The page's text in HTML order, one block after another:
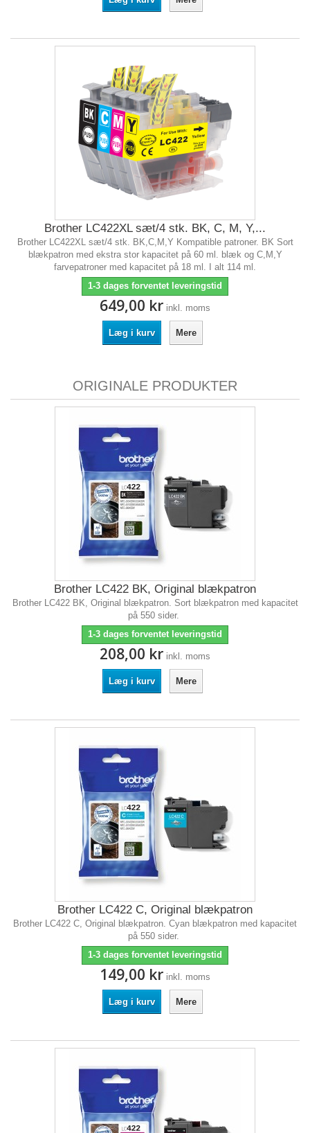
Brother LC422XL sæt/4 stk. BK, C, M, Y,...
Brother LC422XL sæt/4 stk. BK,C,M,Y Kompatible patroner. BK Sort
blækpatron med ekstra stor kapacitet på 60 ml. blæk og C,M,Y
farvepatroner med kapacitet på 18 ml. I alt 114 ml.
1-3 dages forventet leveringstid
649,00 kr inkl. moms
Læg i kurv Mere
ORIGINALE PRODUKTER
Brother LC422 BK, Original blækpatron
Brother LC422 BK, Original blækpatron. Sort blækpatron med kapacitet
på 550 sider.
1-3 dages forventet leveringstid
208,00 kr inkl. moms
Læg i kurv Mere
Brother LC422 C, Original blækpatron
Brother LC422 C, Original blækpatron. Cyan blækpatron med kapacitet
på 550 sider.
1-3 dages forventet leveringstid
149,00 kr inkl. moms
Læg i kurv Mere